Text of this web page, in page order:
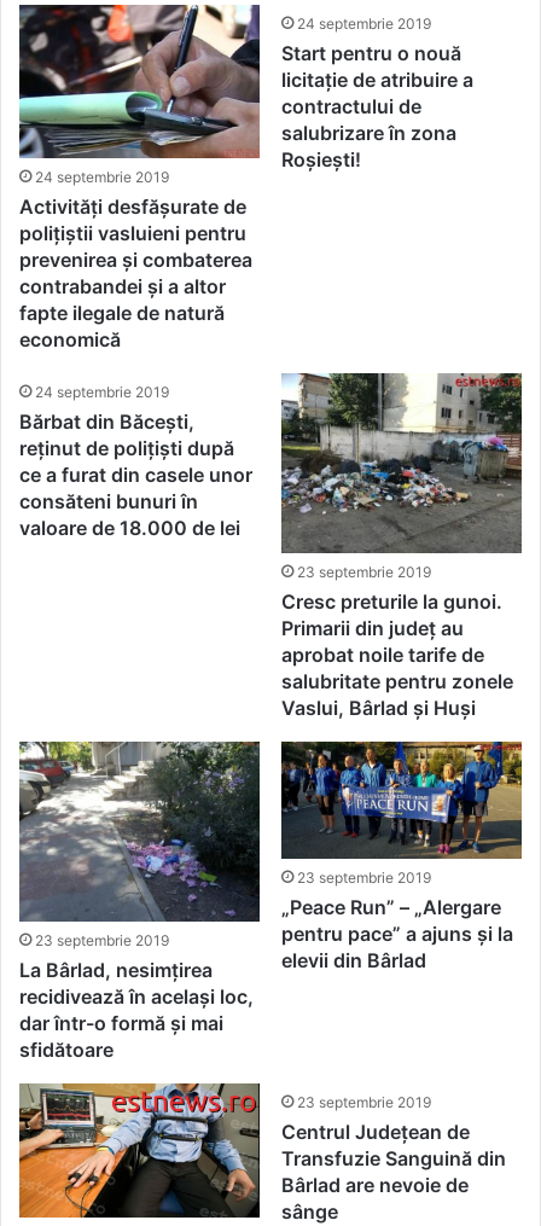
24 septembrie 2019
Activități desfășurate de
polițiștii vasluieni pentru
prevenirea și combaterea
contrabandei și a altor
fapte ilegale de natură
economică
24 septembrie 2019
Start pentru o nouă
licitație de atribuire a
contractului de
salubrizare în zona
Roșiești!
24 septembrie 2019
Bărbat din Băcești,
reținut de polițiști după
ce a furat din casele unor
consăteni bunuri în
valoare de 18.000 de lei
23 septembrie 2019
Cresc preturile la gunoi.
Primarii din județ au
aprobat noile tarife de
salubritate pentru zonele
Vaslui, Bârlad și Huși
23 septembrie 2019
La Bârlad, nesimțirea
recidivează în același loc,
dar într-o formă și mai
sfidătoare
23 septembrie 2019
„Peace Run” – „Alergare
pentru pace” a ajuns și la
elevii din Bârlad
23 septembrie 2019
Centrul Județean de
Transfuzie Sanguină din
Bârlad are nevoie de
sânge